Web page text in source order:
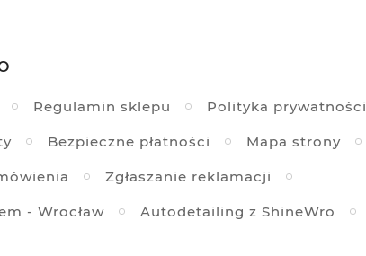
Regulamin sklepu Polityka prywatności
Bezpieczne płatności Mapa strony
Zgłaszanie reklamacji
- Wrocław Autodetailing z ShineWro